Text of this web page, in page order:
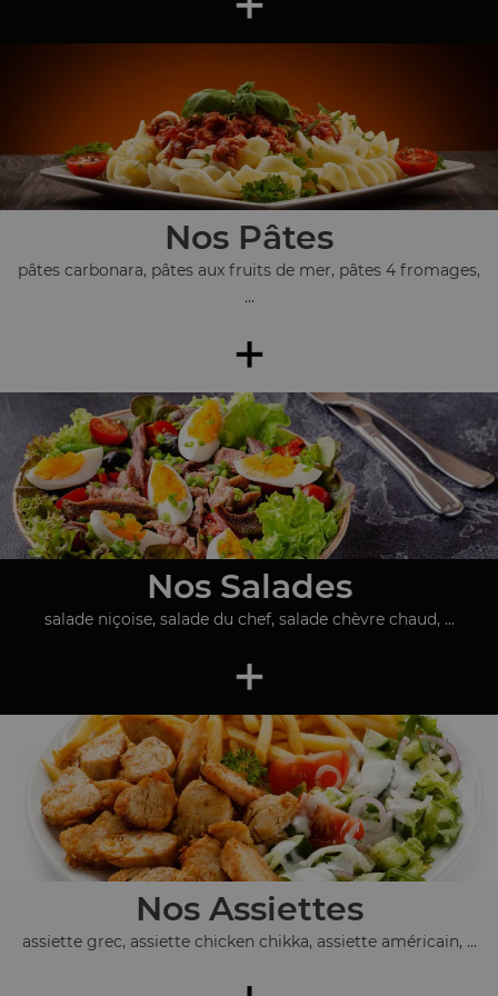
Nos Pâtes
pâtes carbonara, pâtes aux fruits de mer, pâtes 4 fromages,
...
+
Nos Salades
salade niçoise, salade du chef, salade chèvre chaud, ...
+
Nos Assiettes
assiette grec, assiette chicken chikka, assiette américain, ...